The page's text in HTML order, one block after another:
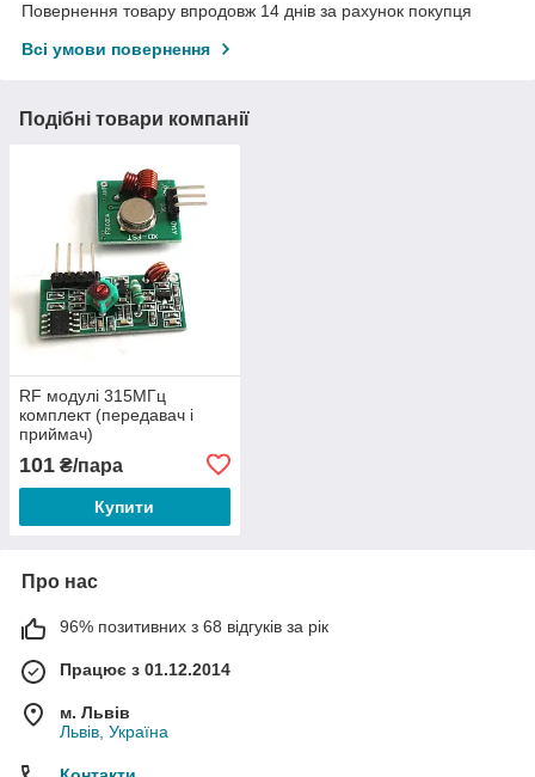
Повернення товару впродовж 14 днів за рахунок покупця
Всі умови повернення
Подібні товари компанії
RF модулі 315МГц
комплект (передавач і
приймач)
101 ₴/пара
Купити
Про нас
96% позитивних з 68 відгуків за рік
Працює з 01.12.2014
м. Львів
Львів, Україна